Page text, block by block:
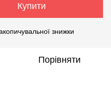
Купити
знижки
Порівняти